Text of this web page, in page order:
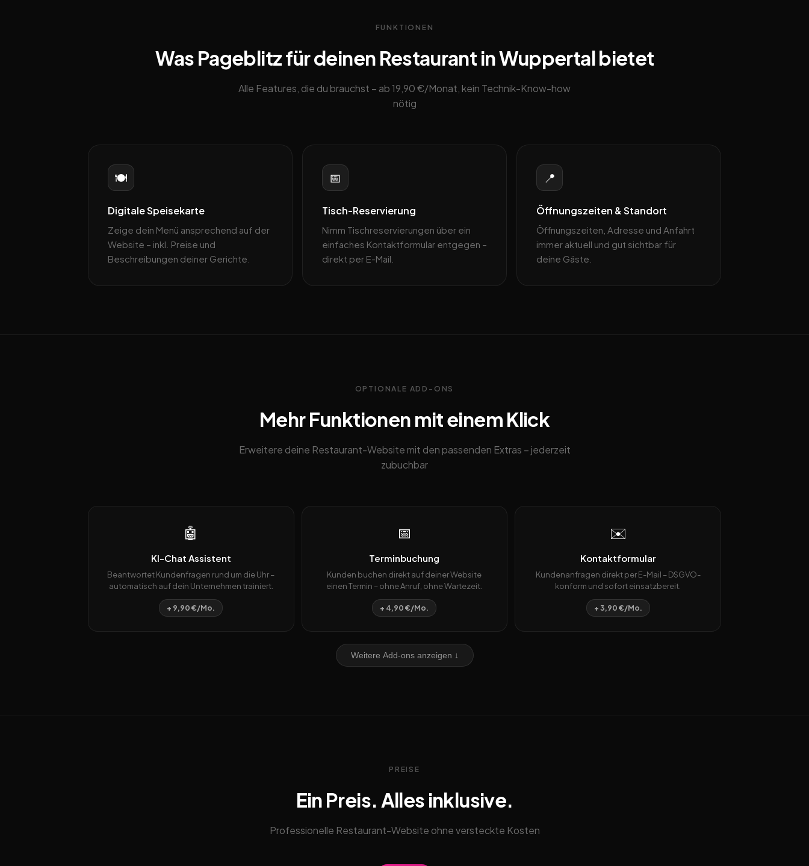
FUNKTIONEN
Was Pageblitz für deinen Restaurant in Wuppertal bietet
Alle Features, die du brauchst – ab 19,90 €/Monat, kein Technik-Know-how
nötig
🍽️
Digitale Speisekarte
Zeige dein Menü ansprechend auf der
Website – inkl. Preise und
Beschreibungen deiner Gerichte.
📅
Tisch-Reservierung
Nimm Tischreservierungen über ein
einfaches Kontaktformular entgegen –
direkt per E-Mail.
📍
Öffnungszeiten & Standort
Öffnungszeiten, Adresse und Anfahrt
immer aktuell und gut sichtbar für
deine Gäste.
OPTIONALE ADD-ONS
Mehr Funktionen mit einem Klick
Erweitere deine Restaurant-Website mit den passenden Extras – jederzeit
zubuchbar
🤖
KI-Chat Assistent
Beantwortet Kundenfragen rund um die Uhr –
automatisch auf dein Unternehmen trainiert.
+ 9,90 €/Mo.
📅
Terminbuchung
Kunden buchen direkt auf deiner Website
einen Termin – ohne Anruf, ohne Wartezeit.
+ 4,90 €/Mo.
✉️
Kontaktformular
Kundenanfragen direkt per E-Mail – DSGVO-
konform und sofort einsatzbereit.
+ 3,90 €/Mo.
Weitere Add-ons anzeigen ↓
PREISE
Ein Preis. Alles inklusive.
Professionelle Restaurant-Website ohne versteckte Kosten